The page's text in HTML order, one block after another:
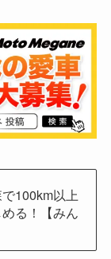
100km以上
る！【みん